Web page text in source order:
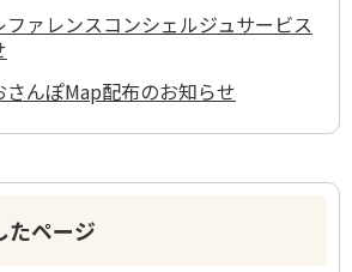
ァレンスコンシェルジュサービス
んぽMap配布のお知らせ
たページ